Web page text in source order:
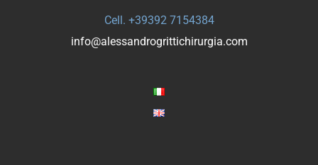
Cell. +39392 7154384
info@alessandrogrittichirurgia.com